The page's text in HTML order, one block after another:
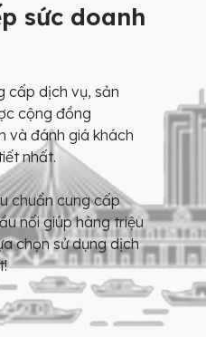
sức doanh
cấp dịch vụ, sản
cộng đồng
và đánh giá khách
nhất.
chuẩn cung cấp
nối giúp hàng triệu
chọn sử dụng dịch